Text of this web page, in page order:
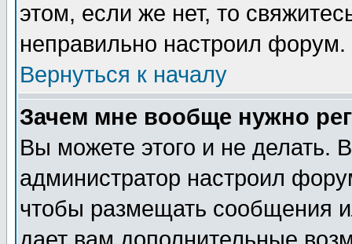
этом, если же нет, то
неправильно настроил форум.
Вернуться к началу
Зачем мне вообще нужно
Вы можете этого и не делать.
администратор настроил
чтобы размещать сообщения